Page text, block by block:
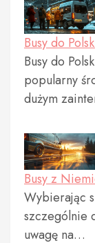
Busy do
Busy do
popularny
dużym
Busy z
Wybierając
szczególnie
uwagę na…